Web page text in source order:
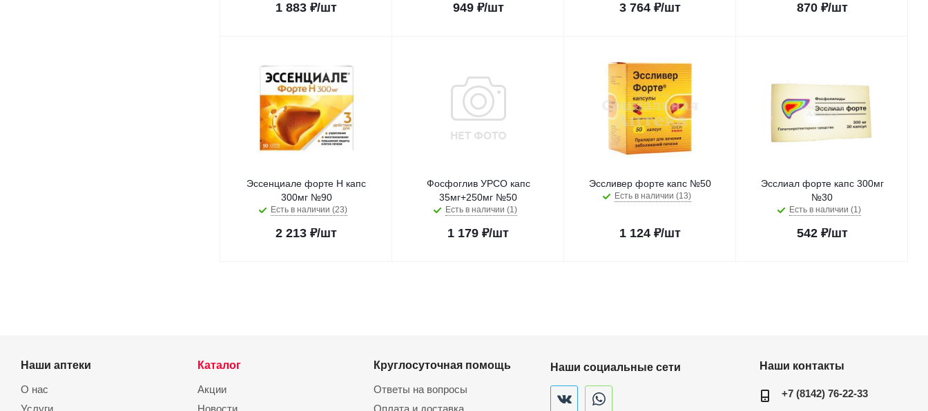
1 883 ₽/шт 949₽/шт 3 764 ₽/шт 870₽/шт
Эссенциале форте Н капс
300мг №90
Есть в наличии (23)
2 213 ₽/шт
Фосфоглив УРСО капс
35мг+250мг №50
Есть в наличии (1)
1 179 ₽/шт
Эссливер форте капс №50
Есть в наличии (13)
1 124 ₽/шт
Эсслиал форте капс 300мг
№30
Есть в наличии (1)
542₽/шт
Наши аптеки
О нас
Услуги
Каталог
Акции
Новости
Круглосуточная помощь
Ответы на вопросы
Оплата и доставка
Наши социальные сети Наши контакты
+7 (8142) 76-22-33